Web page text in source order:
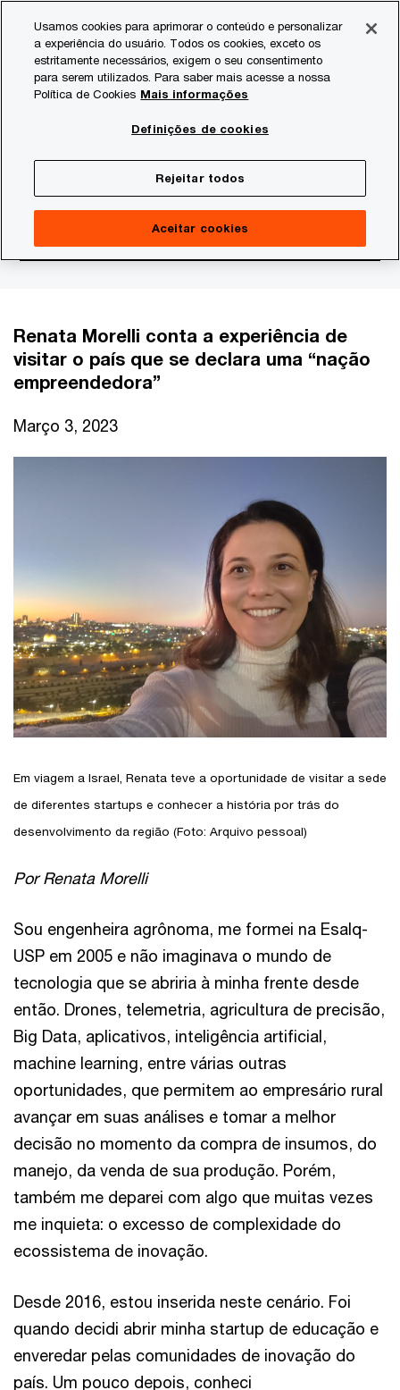
content
footer
Consultoria
O que Israel nos ensina
sobre a simplicidade
necessária para inovar
Renata Morelli conta a experiência de
visitar o país que se declara uma “nação
empreendedora”
Março 3, 2023
Em viagem a Israel, Renata teve a oportunidade de visitar a sede
de diferentes startups e conhecer a história por trás do
desenvolvimento da região (Foto: Arquivo pessoal)
Por Renata Morelli
Sou engenheira agrônoma, me formei na Esalq-
USP em 2005 e não imaginava o mundo de
tecnologia que se abriria à minha frente desde
então. Drones, telemetria, agricultura de precisão,
Big Data, aplicativos, inteligência artificial,
machine learning, entre várias outras
oportunidades, que permitem ao empresário rural
avançar em suas análises e tomar a melhor
decisão no momento da compra de insumos, do
manejo, da venda de sua produção. Porém,
também me deparei com algo que muitas vezes
me inquieta: o excesso de complexidade do
ecossistema de inovação.
Desde 2016, estou inserida neste cenário. Foi
quando decidi abrir minha startup de educação e
enveredar pelas comunidades de inovação do
país. Um pouco depois, conheci
Usamos cookies para aprimorar o conteúdo e personalizar
a experiência do usuário. Todos os cookies, exceto os
estritamente necessários, exigem o seu consentimento
para serem utilizados. Para saber mais acesse a nossa
Política de Cookies Mais informações
Definições de cookies
Rejeitar todos
Aceitar cookies